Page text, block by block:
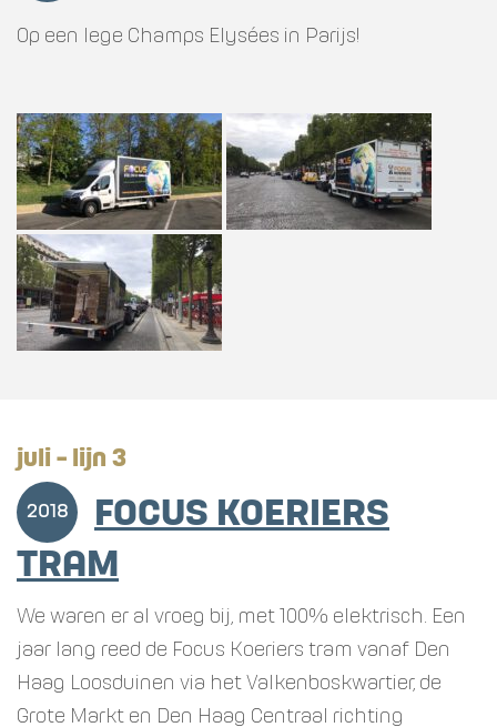
Op een lege Champs Elysées in Parijs!
juli - lijn 3
2018
FOCUS KOERIERS
TRAM
We waren er al vroeg bij, met 100% elektrisch. Een
jaar lang reed de Focus Koeriers tram vanaf Den
Haag Loosduinen via het Valkenboskwartier, de
Grote Markt en Den Haag Centraal richting